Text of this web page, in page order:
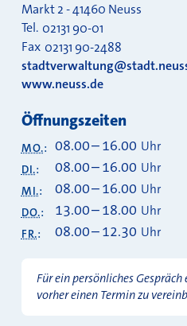
Markt 2-41460 Neuss
Tel. 02131 90-01
Fax 02131 90-2488
www.neuss.de
Öffnungszeiten
MO.: 08.00–16.00 Uhr
DI.: 08.00–16.00 Uhr
MI.: 08.00–16.00 Uhr
DO.: 13.00–18.00 Uhr
FR.: 08.00–12.30 Uhr
Für ein persönliches
vorher einen Termin zu